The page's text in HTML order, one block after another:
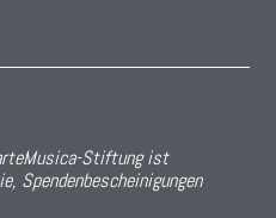
Stiftung ist
Spendenbescheinigungen